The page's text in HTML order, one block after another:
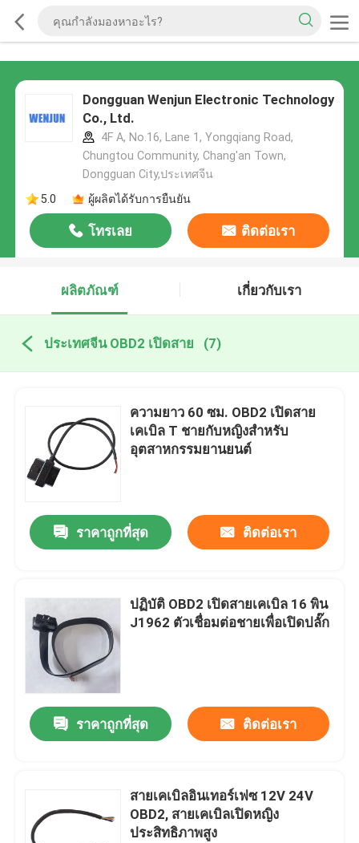
Dongguan Wenjun Electronic Technology
Co., Ltd.
4F A, No.16, Lane 1, Yongqiang Road,
Chungtou Community, Chang'an Town,
Dongguan City,ประเทศจีน
5.0
ผู้ผลิตได้รับการยืนยัน
โทรเลย ติดต่อเรา
ผลิตภัณฑ์ เกี่ยวกับเรา
ประเทศจีน OBD2 เปิดสาย (7)
ความยาว 60 ซม. OBD2 เปิดสาย
เคเบิล T ชายกับหญิงสำหรับ
อุตสาหกรรมยานยนต์
ราคาถูกที่สุด ติดต่อเรา
ปฏิบัติ OBD2 เปิดสายเคเบิล 16 พิน
J1962 ตัวเชื่อมต่อชายเพื่อเปิดปลั๊ก
ราคาถูกที่สุด ติดต่อเรา
สายเคเบิลอินเทอร์เฟซ 12V 24V
OBD2, สายเคเบิลเปิดหญิง
ประสิทธิภาพสูง